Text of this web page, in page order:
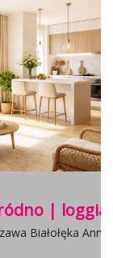
Annopol,